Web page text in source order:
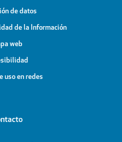
de datos
de la Información
web
uso en redes